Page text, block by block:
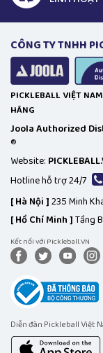
CÔNG TY TNHH
PICKLEBALL VIỆT
HÃNG
Joola Authorized
®
Website:
Hotline hỗ trợ 24/7
[Hà Nội ]235 Minh
[Hồ Chí Minh ]Tầng
Kết nối với Pickleball.VN
Diễn đàn Pickleball Việt